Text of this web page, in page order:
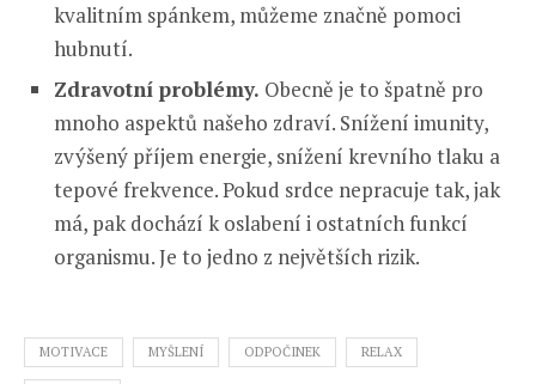
kvalitním spánkem, můžeme značně pomoci
hubnutí.
Zdravotní problémy. Obecně je to špatně pro
mnoho aspektů našeho zdraví. Snížení imunity,
zvýšený příjem energie, snížení krevního tlaku a
tepové frekvence. Pokud srdce nepracuje tak, jak
má, pak dochází k oslabení i ostatních funkcí
organismu. Je to jedno z největších rizik.
MOTIVACE MYŠLENÍ ODPOČINEK RELAX